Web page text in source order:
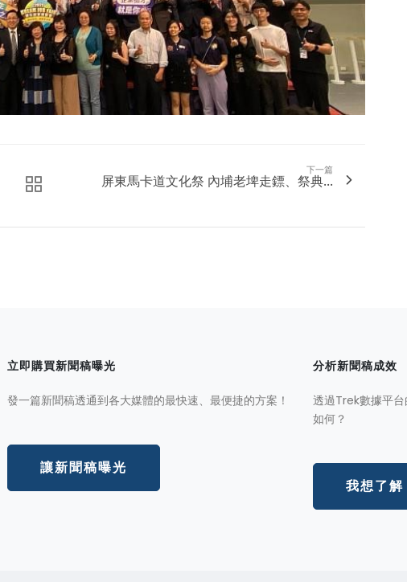
下一篇
屏東馬卡道文化祭 內埔老埤走鏢、祭典...
立即購買新聞稿曝光
發一篇新聞稿透通到各大媒體的最快速、最便捷的方案！
讓新聞稿曝光
分析新聞稿成效
透過Trek數據平
如何？
我想了解